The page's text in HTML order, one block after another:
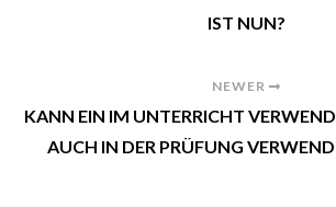
IST NUN?
NEWER
KANN EIN IM UNTERRICHT
AUCH IN DER PRÜFUNG